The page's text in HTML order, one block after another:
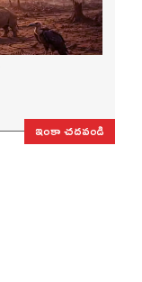
ఇంకా చదవండి